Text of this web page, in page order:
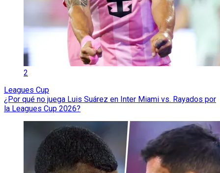
2
Leagues Cup
¿Por qué no juega Luis Suárez en Inter Miami vs. Rayados por
la Leagues Cup 2026?